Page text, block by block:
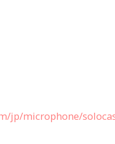
jp/microphone/